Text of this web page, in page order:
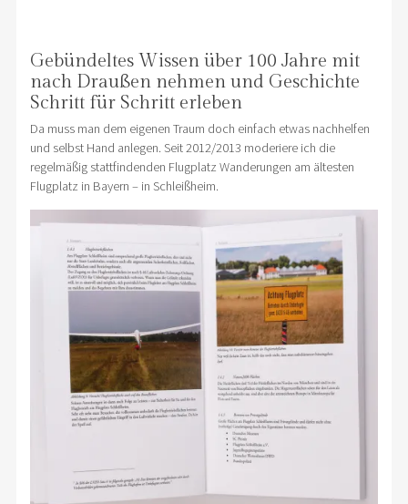
Gebündeltes Wissen über 100 Jahre mit
nach Draußen nehmen und Geschichte
Schritt für Schritt erleben
Da muss man dem eigenen Traum doch einfach etwas nachhelfen
und selbst Hand anlegen. Seit 2012/2013 moderiere ich die
regelmäßig stattfindenden Flugplatz Wanderungen am ältesten
Flugplatz in Bayern – in Schleißheim.